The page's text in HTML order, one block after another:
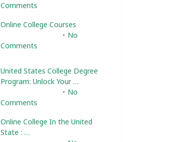
Comments
Online College Courses
No
Comments
United States College Degree
Program: Unlock Your …
No
Comments
Online College In the United
State : …